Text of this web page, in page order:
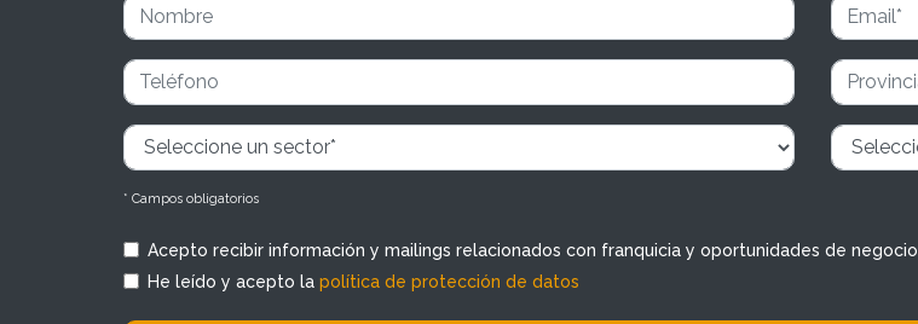
* Campos obligatorios
Acepto recibir información y mailings relacionados con franquicia y oportunidades de negocio
He leído y acepto la política de protección de datos